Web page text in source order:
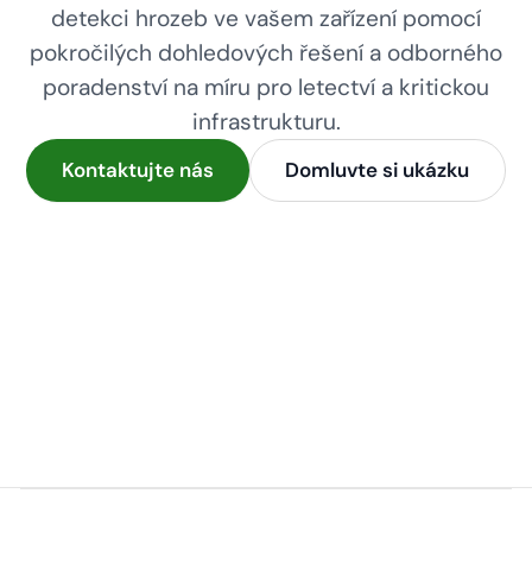
detekci hrozeb ve vašem zařízení pomocí
pokročilých dohledových řešení a odborného
poradenství na míru pro letectví a kritickou
infrastrukturu.
Kontaktujte nás Domluvte si ukázku